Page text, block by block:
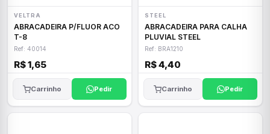
VELTRA
ABRACADEIRA P/FLUOR ACO
T-8
Ref: 40014
R$ 1,65
Carrinho Pedir
STEEL
ABRACADEIRA PARA CALHA
PLUVIAL STEEL
Ref: BRA1210
R$ 4,40
Carrinho Pedir